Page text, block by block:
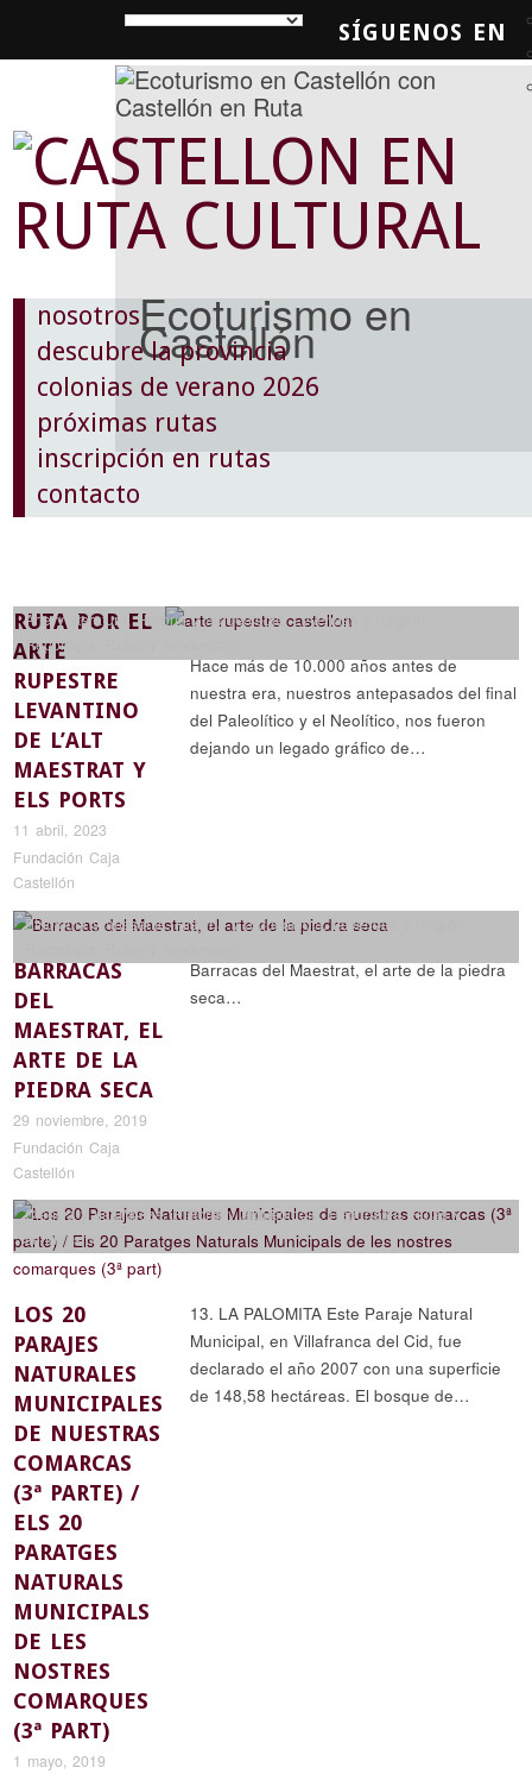
SÍGUENOS EN
Ecoturismo en
Castellón
nosotros
descubre la provincia
colonias de verano 2026
próximas rutas
inscripción en rutas
contacto
RUTA POR EL
ARTE
RUPESTRE
LEVANTINO
DE L’ALT
MAESTRAT Y
ELS PORTS
11 abril, 2023
Fundación Caja
Castellón
Arte y literatura ,Historia y arqueología ,Leyendas y religión
Reportajes
Hace más de 10.000 años antes de
nuestra era, nuestros antepasados del final
del Paleolítico y el Neolítico, nos fueron
dejando un legado gráfico de…
BARRACAS
DEL
MAESTRAT, EL
ARTE DE LA
PIEDRA SECA
29 noviembre, 2019
Fundación Caja
Castellón
Etnología y artesanía,Historia y arqueología,Leyendas y religión
Barracas del Maestrat, el arte de la piedra
seca…
LOS 20
PARAJES
NATURALES
MUNICIPALES
DE NUESTRAS
COMARCAS
(3ª PARTE) /
ELS 20
PARATGES
NATURALS
MUNICIPALS
DE LES
NOSTRES
COMARQUES
(3ª PART)
1 mayo, 2019
Ciencia y naturaleza,Historia y arqueología,Reportajes, Rutas y
senderismo
13. LA PALOMITA Este Paraje Natural
Municipal, en Villafranca del Cid, fue
declarado el año 2007 con una superficie
de 148,58 hectáreas. El bosque de…